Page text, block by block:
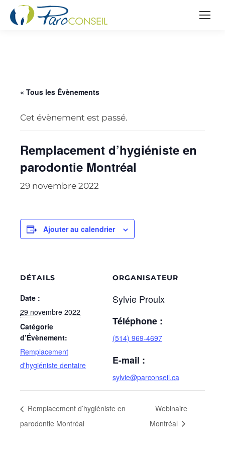
« Tous les Évènements
Cet évènement est passé.
Remplacement d’hygiéniste en
parodontie Montréal
29 novembre 2022
Ajouter au calendrier
DÉTAILS
Date :
29 novembre 2022
Catégorie
d’Évènement:
Remplacement
d'hygiéniste dentaire
ORGANISATEUR
Sylvie Proulx
Téléphone :
(514) 969-4697
E-mail :
sylvie@parconseil.ca
Remplacement d’hygiéniste en
parodontie Montréal
Webinaire
Montréal